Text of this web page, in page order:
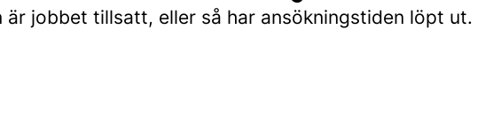
är jobbet tillsatt, eller så har ansökningstiden löpt ut.